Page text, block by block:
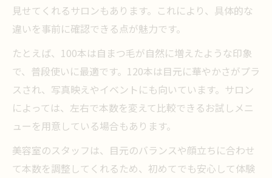
見せてくれるサロンもあります。これにより、具体的な
違いを事前に確認できる点が魅力です。
たとえば、100本は自まつ毛が自然に増えたような印象
で、普段使いに最適です。120本は目元に華やかさがプラ
スされ、写真映えやイベントにも向いています。サロン
によっては、左右で本数を変えて比較できるお試しメニ
ューを用意している場合もあります。
美容室のスタッフは、目元のバランスや顔立ちに合わせ
て本数を調整してくれるため、初めてでも安心して体験